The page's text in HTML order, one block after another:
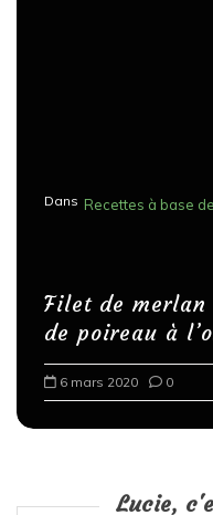
Dans Recettes à base
Filet de
de poireau à
6 mars 2020 0
Lucie,